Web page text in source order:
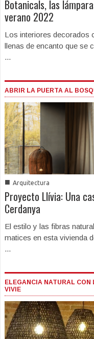
Botanicals, las
verano 2022
Los interiores decorados
llenas de encanto que se
...
ABRIR LA PUERTA AL
■ Arquitectura
Proyecto Llívia: Una
Cerdanya
El estilo y las fibras
matices en esta vivienda
...
ELEGANCIA NATURAL CON
VIVIE